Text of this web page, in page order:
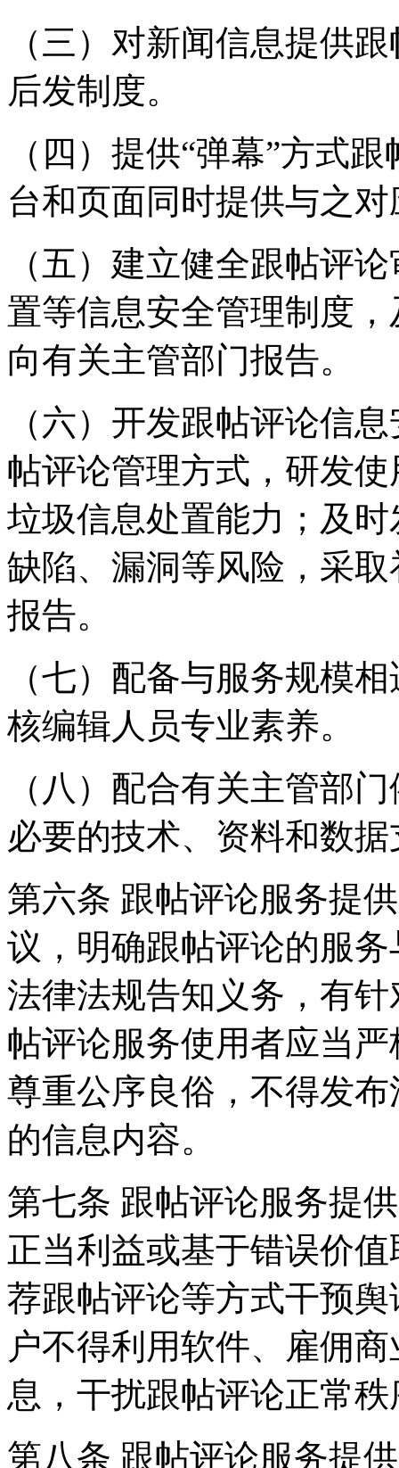
（三）对新闻信息提供
后发制度。
（四）提供“弹幕”方式
台和页面同时提供与之
（五）建立健全跟帖评
置等信息安全管理制度
向有关主管部门报告。
（六）开发跟帖评论信
帖评论管理方式，研发
垃圾信息处置能力；及
缺陷、漏洞等风险，采
报告。
（七）配备与服务规模
核编辑人员专业素养。
（八）配合有关主管部
必要的技术、资料和数
第六条 跟帖评论服务提
议，明确跟帖评论的服
法律法规告知义务，有
帖评论服务使用者应当
尊重公序良俗，不得发
的信息内容。
第七条 跟帖评论服务提
正当利益或基于错误价
荐跟帖评论等方式干预
户不得利用软件、雇佣
息，干扰跟帖评论正常
第八条 跟帖评论服务提